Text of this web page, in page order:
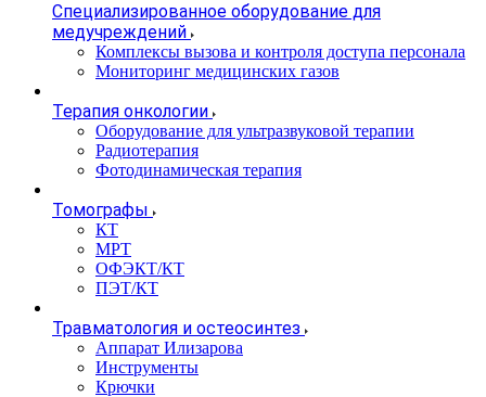
Специализированное оборудование для
медучреждений
Комплексы вызова и контроля доступа персонала
Мониторинг медицинских газов
Терапия онкологии
Оборудование для ультразвуковой терапии
Радиотерапия
Фотодинамическая терапия
Томографы
КТ
МРТ
ОФЭКТ/КТ
ПЭТ/КТ
Травматология и остеосинтез
Аппарат Илизарова
Инструменты
Крючки